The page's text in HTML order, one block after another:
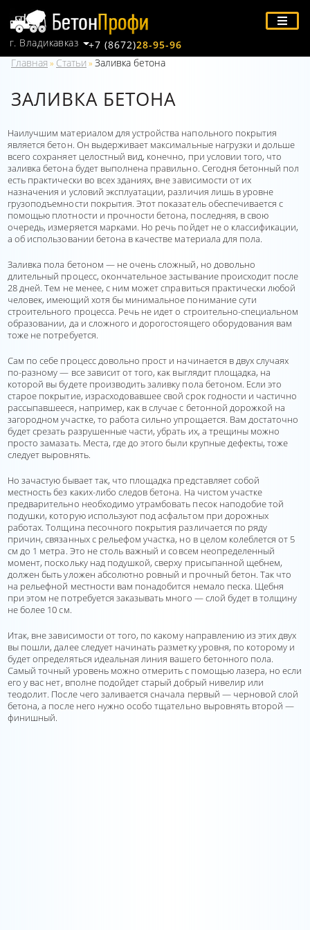
г. Владикавказ +7 (8672)28-95-96
Главная » Статьи » Заливка бетона
ЗАЛИВКА БЕТОНА
Наилучшим материалом для устройства напольного покрытия
является бетон. Он выдерживает максимальные нагрузки и дольше
всего сохраняет целостный вид, конечно, при условии того, что
заливка бетона будет выполнена правильно. Сегодня бетонный пол
есть практически во всех зданиях, вне зависимости от их
назначения и условий эксплуатации, различия лишь в уровне
грузоподъемности покрытия. Этот показатель обеспечивается с
помощью плотности и прочности бетона, последняя, в свою
очередь, измеряется марками. Но речь пойдет не о классификации,
а об использовании бетона в качестве материала для пола.
Заливка пола бетоном — не очень сложный, но довольно
длительный процесс, окончательное застывание происходит после
28 дней. Тем не менее, с ним может справиться практически любой
человек, имеющий хотя бы минимальное понимание сути
строительного процесса. Речь не идет о строительно-специальном
образовании, да и сложного и дорогостоящего оборудования вам
тоже не потребуется.
Сам по себе процесс довольно прост и начинается в двух случаях
по-разному — все зависит от того, как выглядит площадка, на
которой вы будете производить заливку пола бетоном. Если это
старое покрытие, израсходовавшее свой срок годности и частично
рассыпавшееся, например, как в случае с бетонной дорожкой на
загородном участке, то работа сильно упрощается. Вам достаточно
будет срезать разрушенные части, убрать их, а трещины можно
просто замазать. Места, где до этого были крупные дефекты, тоже
следует выровнять.
Но зачастую бывает так, что площадка представляет собой
местность без каких-либо следов бетона. На чистом участке
предварительно необходимо утрамбовать песок наподобие той
подушки, которую используют под асфальтом при дорожных
работах. Толщина песочного покрытия различается по ряду
причин, связанных с рельефом участка, но в целом колеблется от 5
см до 1 метра. Это не столь важный и совсем неопределенный
момент, поскольку над подушкой, сверху присыпанной щебнем,
должен быть уложен абсолютно ровный и прочный бетон. Так что
на рельефной местности вам понадобится немало песка. Щебня
при этом не потребуется заказывать много — слой будет в толщину
не более 10 см.
Итак, вне зависимости от того, по какому направлению из этих двух
вы пошли, далее следует начинать разметку уровня, по которому и
будет определяться идеальная линия вашего бетонного пола.
Самый точный уровень можно отмерить с помощью лазера, но если
его у вас нет, вполне подойдет старый добрый нивелир или
теодолит. После чего заливается сначала первый — черновой слой
бетона, а после него нужно особо тщательно выровнять второй —
финишный.